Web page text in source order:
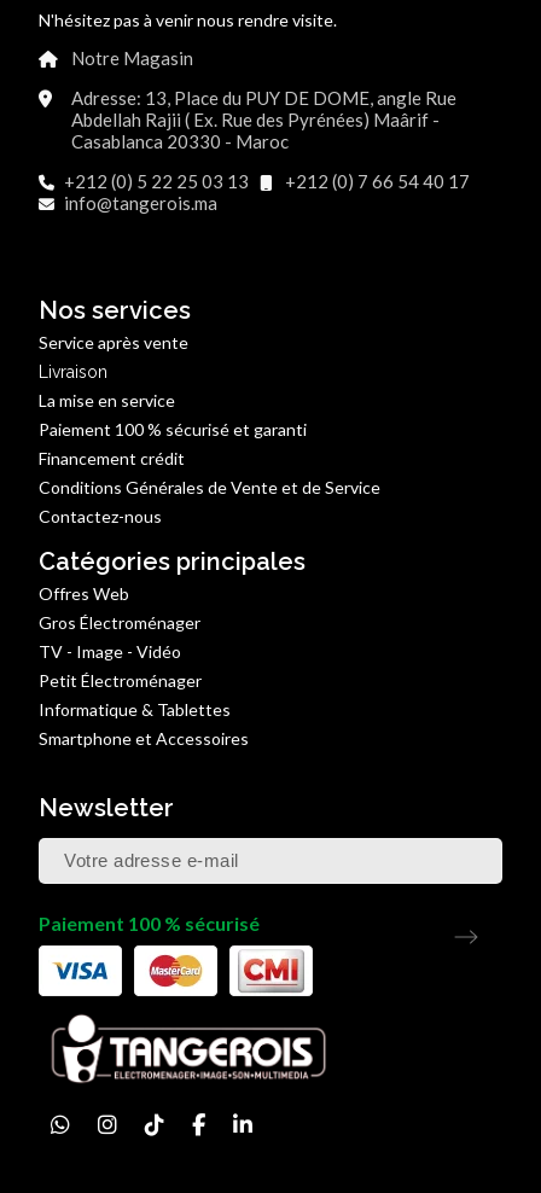
N'hésitez pas à venir nous rendre visite.
Notre Magasin
Adresse: 13, Place du PUY DE DOME, angle Rue
Abdellah Rajii ( Ex. Rue des Pyrénées) Maârif -
Casablanca 20330 - Maroc
+212 (0) 5 22 25 03 13
+212 (0) 7 66 54 40 17
info@tangerois.ma
Nos services
Service après vente
Livraison
La mise en service
Paiement 100 % sécurisé et garanti
Financement crédit
Conditions Générales de Vente et de Service
Contactez-nous
Catégories principales
Offres Web
Gros Électroménager
TV - Image - Vidéo
Petit Électroménager
Informatique & Tablettes
Smartphone et Accessoires
Newsletter
Paiement 100 % sécurisé